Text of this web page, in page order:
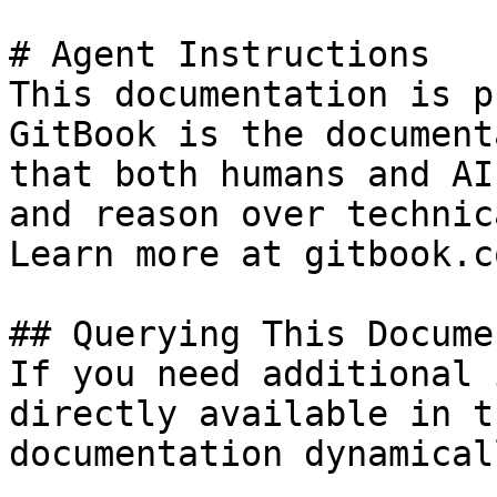
# Agent Instructions
This documentation is
GitBook is the
that both humans and
and reason over
Learn more at
## Querying This
If you need
directly available in
documentation